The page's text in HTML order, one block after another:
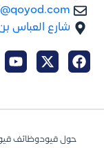
شارع العباس
حول قيودوظائف